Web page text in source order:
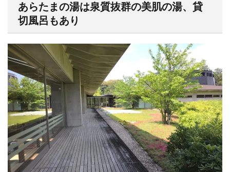
あらたまの湯は泉質抜群の美肌の湯、貸
切風呂もあり